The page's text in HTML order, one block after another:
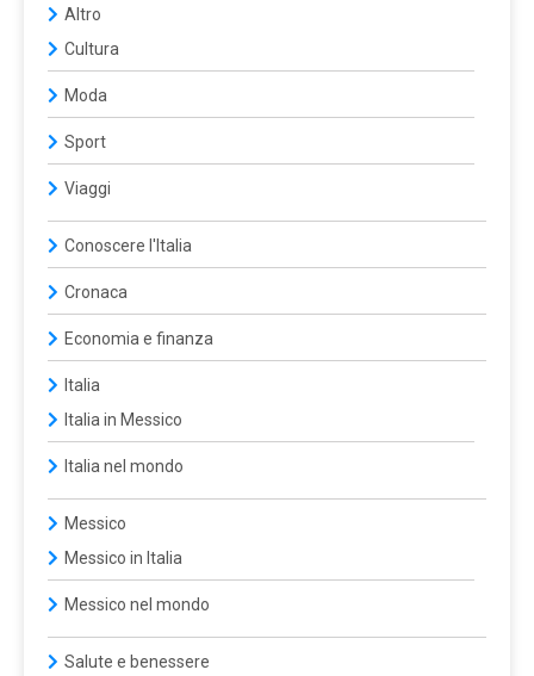
Altro
Cultura
Moda
Sport
Viaggi
Conoscere l'Italia
Cronaca
Economia e finanza
Italia
Italia in Messico
Italia nel mondo
Messico
Messico in Italia
Messico nel mondo
Salute e benessere